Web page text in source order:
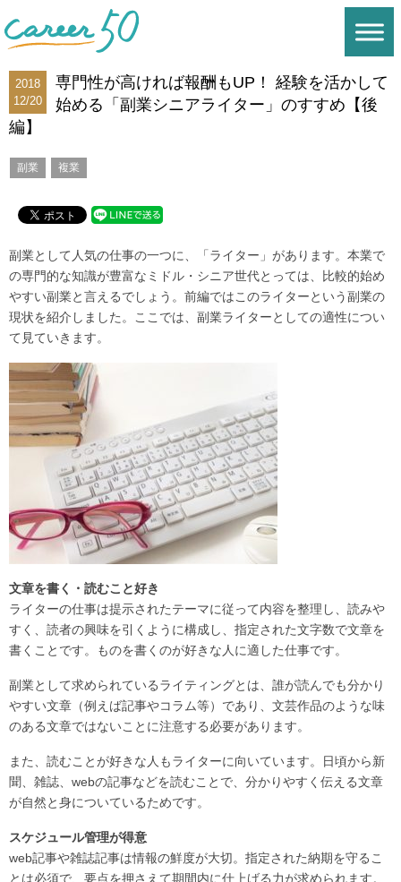
2018
12/20
専門性が高ければ報酬もUP！ 経験を活かして
始める「副業シニアライター」のすすめ【後
編】
副業 複業
副業として人気の仕事の一つに、「ライター」があります。本業で
の専門的な知識が豊富なミドル・シニア世代とっては、比較的始め
やすい副業と言えるでしょう。前編ではこのライターという副業の
現状を紹介しました。ここでは、副業ライターとしての適性につい
て見ていきます。
文章を書く・読むこと好き
ライターの仕事は提示されたテーマに従って内容を整理し、読みや
すく、読者の興味を引くように構成し、指定された文字数で文章を
書くことです。ものを書くのが好きな人に適した仕事です。
副業として求められているライティングとは、誰が読んでも分かり
やすい文章（例えば記事やコラム等）であり、文芸作品のような味
のある文章ではないことに注意する必要があります。
また、読むことが好きな人もライターに向いています。日頃から新
聞、雑誌、webの記事などを読むことで、分かりやすく伝える文章
が自然と身についているためです。
スケジュール管理が得意
web記事や雑誌記事は情報の鮮度が大切。指定された納期を守るこ
とは必須で、要点を押さえて期間内に仕上げる力が求められます。